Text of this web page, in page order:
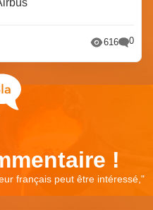
616 0
!
français peut être intéressé, "